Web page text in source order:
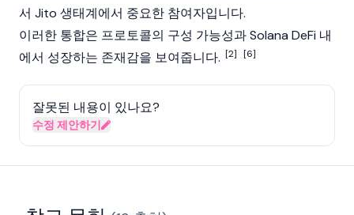
서 Jito 생태계에서 중요한 참여자입니다.
이러한 통합은 프로토콜의 구성 가능성과Solana DeFi 내
에서 성장하는 존재감을 보여줍니다. [2] [6]
잘못된 내용이 있나요?
수정 제안하기